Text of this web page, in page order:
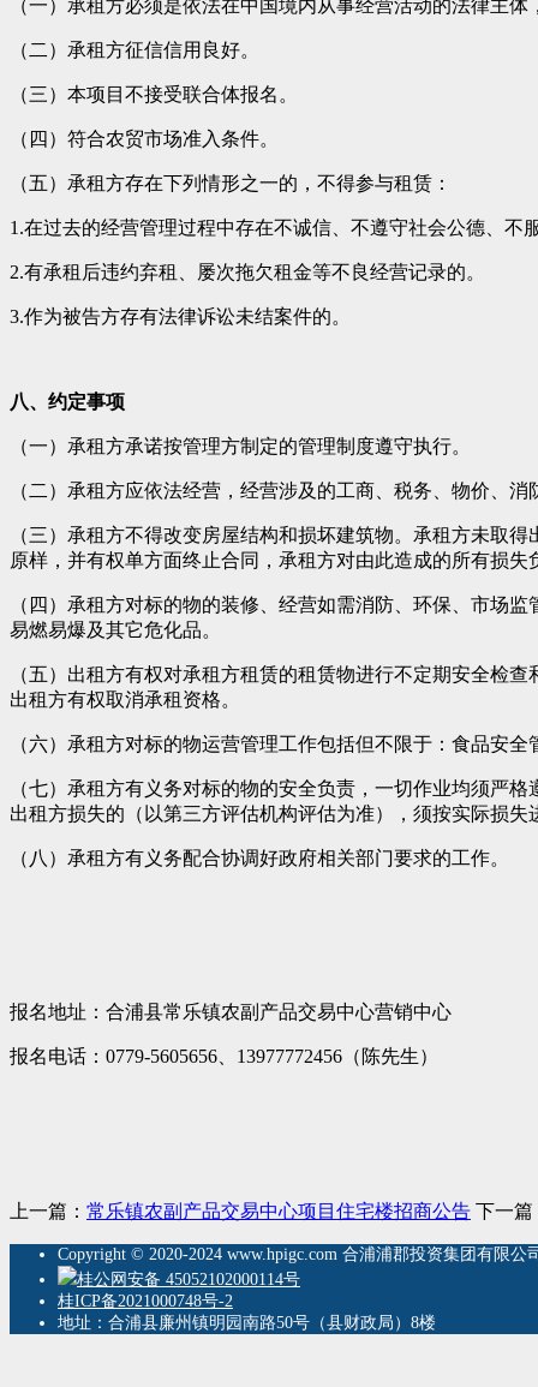
（一）承租方必须是依法在中国境内从事经营活动的法律主
（二）承租方征信信用良好。
（三）本项目不接受联合体报名。
（四）符合农贸市场准入条件。
（五）承租方存在下列情形之一的，不得参与租赁：
1.在过去的经营管理过程中存在不诚信、不遵守社会公德、不
2.有承租后违约弃租、屡次拖欠租金等不良经营记录的。
3.作为被告方存有法律诉讼未结案件的。
八、约定事项
（一）承租方承诺按管理方制定的管理制度遵守执行。
（二）承租方应依法经营，经营涉及的工商、税务、物价、
（三）承租方不得改变房屋结构和损坏建筑物。承租方未取
原样，并有权单方面终止合同，承租方对由此造成的所有损失
（四）承租方对标的物的装修、经营如需消防、环保、市场
易燃易爆及其它危化品。
（五）出租方有权对承租方租赁的租赁物进行不定期安全检
出租方有权取消承租资格。
（六）承租方对标的物运营管理工作包括但不限于：食品安
（七）承租方有义务对标的物的安全负责，一切作业均须严
出租方损失的（以第三方评估机构评估为准），须按实际损失
（八）承租方有义务配合协调好政府相关部门要求的工作。
报名地址：合浦县常乐镇农副产品交易中心营销中心
报名电话：0779-5605656、13977772456（陈先生）
上一篇： 常乐镇农副产品交易中心项目住宅楼招商公告 下一篇
Copyright © 2020-2024 www.hpigc.com 合浦浦郡投资集团有限公
桂公网安备 45052102000114号
桂ICP备2021000748号-2
地址：合浦县廉州镇明园南路50号（县财政局）8楼